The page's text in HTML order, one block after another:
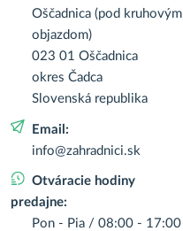
Oščadnica (pod kruhovým
objazdom)
023 01 Oščadnica
okres Čadca
Slovenská republika
Email:
info@zahradnici.sk
Otváracie hodiny
predajne:
Pon - Pia / 08:00 - 17:00